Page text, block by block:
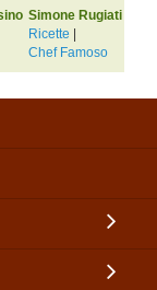
Simone Rugiati
Ricette |
Chef Famoso